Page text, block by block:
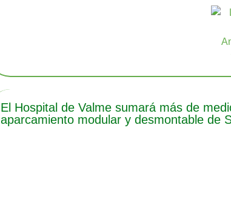
El Hospital de Valme sumará más de
aparcamiento modular y desmontable de